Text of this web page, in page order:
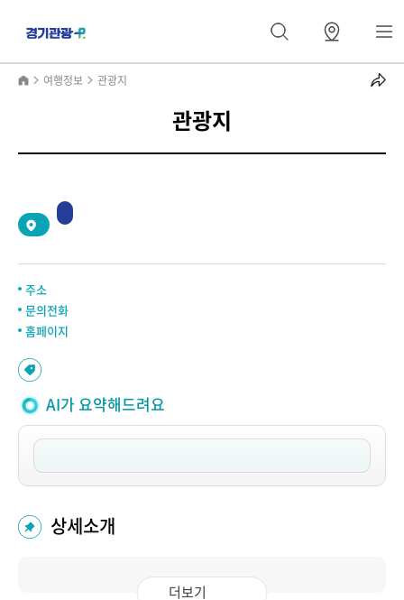
여행정보 관광지
관광지
주소
문의전화
홈페이지
AI가 요약해드려요
상세소개
더보기